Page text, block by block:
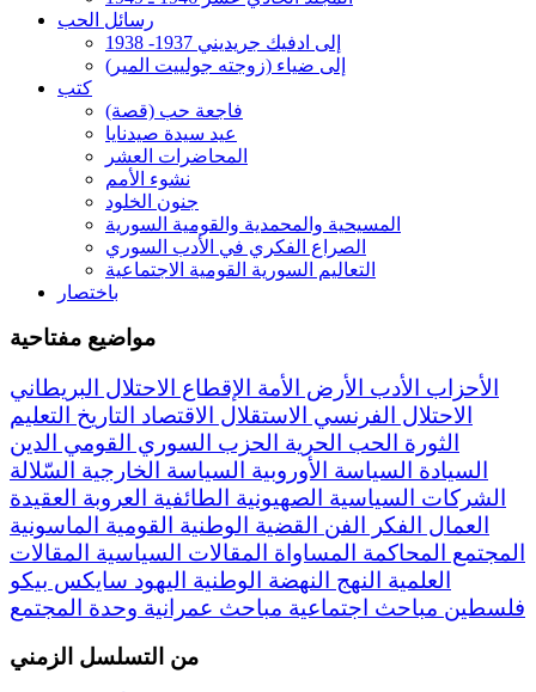
رسائل الحب
إلى ادفيك جريديني 1937- 1938
إلى ضياء (زوجته جولييت المير)
كتب
فاجعة حب (قصة)
عيد سيدة صيدنايا
المحاضرات العشر
نشوء الأمم
جنون الخلود
المسيحية والمحمدية والقومية السورية
الصراع الفكري في الأدب السوري
التعاليم السورية القومية الاجتماعية
باختصار
مواضيع مفتاحية
الأحزاب
الأدب الأرض الأمة الإقطاع
الاحتلال البريطاني
الاحتلال الفرنسي
الاستقلال الاقتصاد التاريخ
التعليم
الثورة
الحب الحرية الحزب السوري القومي
الدين
السيادة
السياسة الأوروبية السياسة الخارجية
السّلالة
الشركات السياسية
الصهيونية الطائفية العروبة
العقيدة
العمال
الفكر الفن القضية الوطنية القومية
الماسونية
المجتمع
المحاكمة المساواة المقالات السياسية
المقالات
العلمية
النهج النهضة الوطنية اليهود سايكس بيكو
فلسطين مباحث اجتماعية مباحث عمرانية وحدة المجتمع
من التسلسل الزمني